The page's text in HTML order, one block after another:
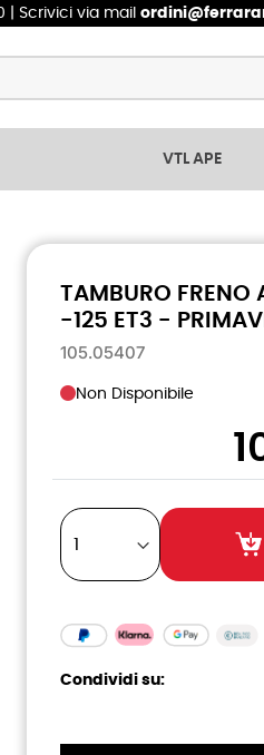
| Scrivici via mail
VTL APE
TAMBURO FRENO
-125 ET3 -
105.05407
Non Disponibile
Condividi su: